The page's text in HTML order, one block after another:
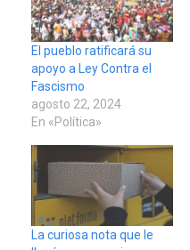
El pueblo ratificará su
apoyo a Ley Contra el
Fascismo
agosto 22, 2024
En «Política»
La curiosa nota que le